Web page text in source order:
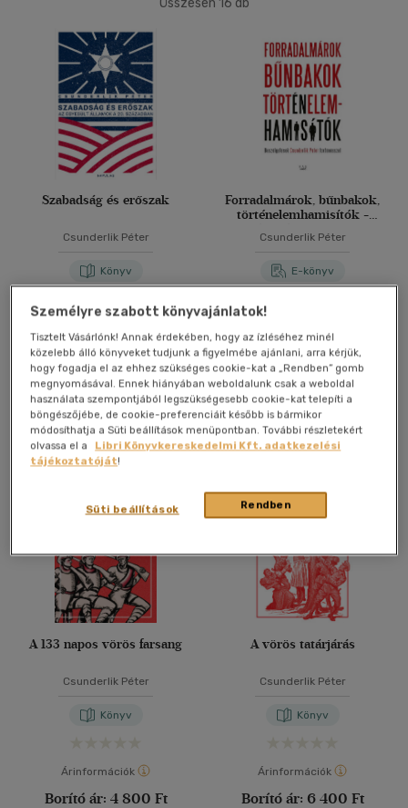
40 db / oldal
Összesen 16 db
Szabadság és erőszak
Csunderlik Péter
Könyv
Kiadói ár:4 900 Ft
Kosárba
Forradalmárok, bűnbakok,
történelemhamisítók -
Péter történésszel
Csunderlik Péter
E-könyv
Online ár:3 600 Ft
Kosárba
A 133 napos vörös farsang
Csunderlik Péter
Könyv
Árinformációk
Borító ár: 4 800 Ft
A vörös tatárjárás
Csunderlik Péter
Könyv
Árinformációk
Borító ár: 6 400 Ft
Személyre szabott könyvajánlatok!
Tisztelt Vásárlónk! Annak érdekében, hogy az ízléséhez minél
közelebb álló könyveket tudjunk a figyelmébe ajánlani, arra kérjük,
hogy fogadja el az ehhez szükséges cookie-kat a „Rendben” gomb
megnyomásával. Ennek hiányában weboldalunk csak a weboldal
használata szempontjából legszükségesebb cookie-kat telepíti a
böngészőjébe, de cookie-preferenciáit később is bármikor
módosíthatja a Süti beállítások menüpontban. További részletekért
olvassa el a
Libri Könyvkereskedelmi Kft. adatkezelési
tájékoztatóját!
Rendben
Süti beállítások